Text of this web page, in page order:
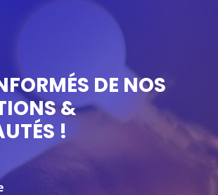
DE NOS
&
!